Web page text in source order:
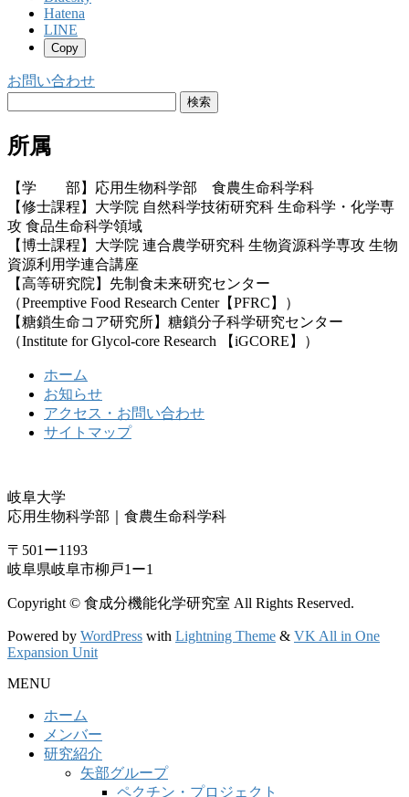
Hatena
LINE
Copy
お問い合わせ
所属
【学 部】応用生物科学部 食農生命科学科
【修士課程】大学院 自然科学技術研究科 生命科学・化学専
攻 食品生命科学領域
【博士課程】大学院 連合農学研究科 生物資源科学専攻 生物
資源利用学連合講座
【高等研究院】先制食未来研究センター
（Preemptive Food Research Center【PFRC】）
【糖鎖生命コア研究所】糖鎖分子科学研究センター
（Institute for Glycol-core Research 【iGCORE】）
ホーム
お知らせ
アクセス・お問い合わせ
サイトマップ
岐阜大学
応用生物科学部｜食農生命科学科
〒501ー1193
岐阜県岐阜市柳戸1ー1
Copyright © 食成分機能化学研究室 All Rights Reserved.
Powered by WordPress with Lightning Theme & VK All in One
Expansion Unit
MENU
ホーム
メンバー
研究紹介
矢部グループ
ペクチン・プロジェクト